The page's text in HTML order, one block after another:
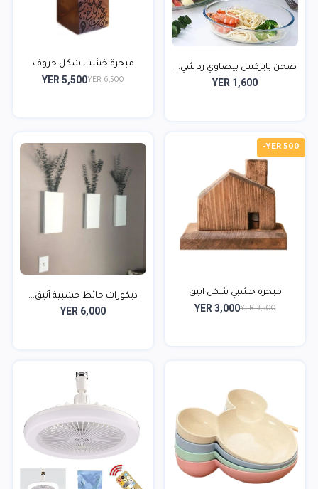
صحن بايركس بيضاوي رد شي...
YER 1,600
مبخرة خشب شكل حروف
YER 6,500
YER 5,500
-YER 500
مبخرة خشبي شكل انيق
YER 3,500
YER 3,000
ديكورات حائط خشبية أنيق...
YER 6,000